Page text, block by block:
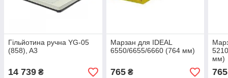
Гільйотина ручна YG-05
(858), A3
14 739 ₴
Марзан для IDEAL
6550/6655/6660 (764 мм)
765₴
мм)
765